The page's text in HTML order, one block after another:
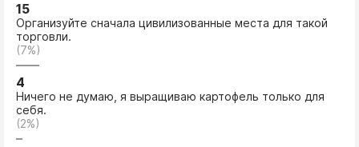
15
Организуйте сначала цивилизованные места для такой
торговли.
(7%)
4
Ничего не думаю, я выращиваю картофель только для
себя.
(2%)